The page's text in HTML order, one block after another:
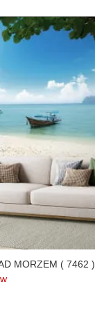
MORZEM ( 7462 )